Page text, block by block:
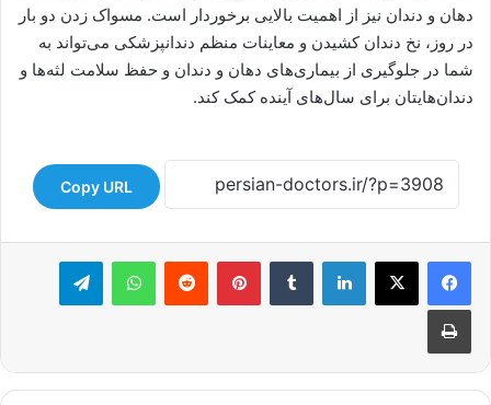
دهان و دندان نیز از اهمیت بالایی برخوردار است. مسواک زدن دو بار
در روز، نخ دندان کشیدن و معاینات منظم دندانپزشکی می‌تواند به
شما در جلوگیری از بیماری‌های دهان و دندان و حفظ سلامت لثه‌ها و
دندان‌هایتان برای سال‌های آینده کمک کند.
Copy URL
لینکدین ‫تامبلر ‫پین‌ترست‫رددیت واتس آپ تلگرام
چاپ